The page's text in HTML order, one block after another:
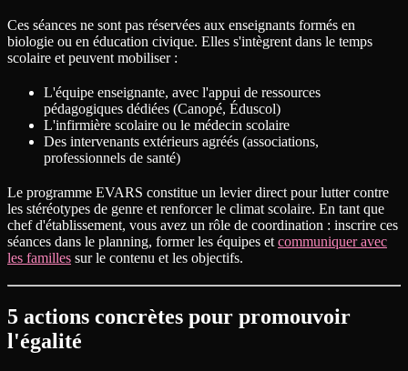
Ces séances ne sont pas réservées aux enseignants formés en
biologie ou en éducation civique. Elles s'intègrent dans le temps
scolaire et peuvent mobiliser :
L'équipe enseignante, avec l'appui de ressources
pédagogiques dédiées (Canopé, Éduscol)
L'infirmière scolaire ou le médecin scolaire
Des intervenants extérieurs agréés (associations,
professionnels de santé)
Le programme EVARS constitue un levier direct pour lutter contre
les stéréotypes de genre et renforcer le climat scolaire. En tant que
chef d'établissement, vous avez un rôle de coordination : inscrire ces
séances dans le planning, former les équipes et communiquer avec
les familles sur le contenu et les objectifs.
5 actions concrètes pour promouvoir
l'égalité